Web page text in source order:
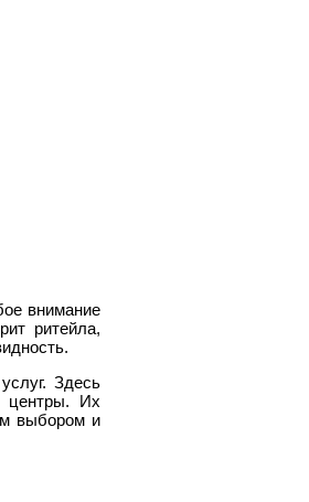
внимание
ритейла,
Здесь
центры. Их
выбором и